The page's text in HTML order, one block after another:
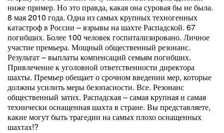
ниже пример. Но это правда, какая она суровая бы не была.
8 мая 2010 года. Одна из самых крупных техногенных
катастроф в России – взрывы на шахте Распадской. 67
погибших. Более 100 человек госпитализировано. Личное
участие премьера. Мощный общественный резонанс.
Результат – выплаты компенсаций семьям погибших.
Привлечение к уголовной ответственности директора
шахты. Премьер обещает о срочном введении мер, которые
должны усилить меры безопасности. Все. Резонанс
общественный затих. Распадская – самая крупная и самая
технически оснащенная шахта в стране. Вы представляете,
какие могут быть трагедии на самых плохо оснащенных
шахтах!?